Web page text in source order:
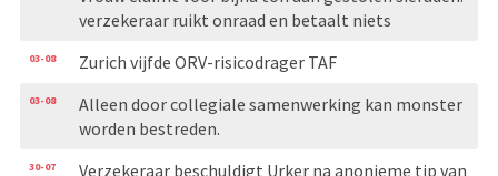
verzekeraar ruikt onraad en betaalt niets
03-08 Zurich vijfde ORV-risicodrager TAF
03-08
Alleen door collegiale samenwerking kan monster
worden bestreden.
30-07 Verzekeraar beschuldigt Urker na anonieme tip van